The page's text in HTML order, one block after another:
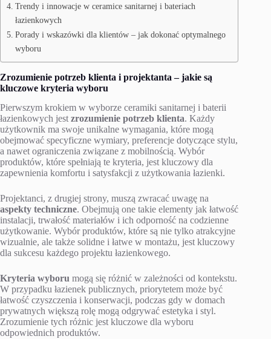
Trendy i innowacje w ceramice sanitarnej i bateriach
łazienkowych
Porady i wskazówki dla klientów – jak dokonać optymalnego
wyboru
Zrozumienie potrzeb klienta i projektanta – jakie są
kluczowe kryteria wyboru
Pierwszym krokiem w wyborze ceramiki sanitarnej i baterii
łazienkowych jest zrozumienie potrzeb klienta. Każdy
użytkownik ma swoje unikalne wymagania, które mogą
obejmować specyficzne wymiary, preferencje dotyczące stylu,
a nawet ograniczenia związane z mobilnością. Wybór
produktów, które spełniają te kryteria, jest kluczowy dla
zapewnienia komfortu i satysfakcji z użytkowania łazienki.
Projektanci, z drugiej strony, muszą zwracać uwagę na
aspekty techniczne. Obejmują one takie elementy jak łatwość
instalacji, trwałość materiałów i ich odporność na codzienne
użytkowanie. Wybór produktów, które są nie tylko atrakcyjne
wizualnie, ale także solidne i łatwe w montażu, jest kluczowy
dla sukcesu każdego projektu łazienkowego.
Kryteria wyboru mogą się różnić w zależności od kontekstu.
W przypadku łazienek publicznych, priorytetem może być
łatwość czyszczenia i konserwacji, podczas gdy w domach
prywatnych większą rolę mogą odgrywać estetyka i styl.
Zrozumienie tych różnic jest kluczowe dla wyboru
odpowiednich produktów.